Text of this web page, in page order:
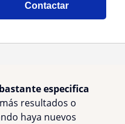
Contactar
especifica
resultados o
haya nuevos